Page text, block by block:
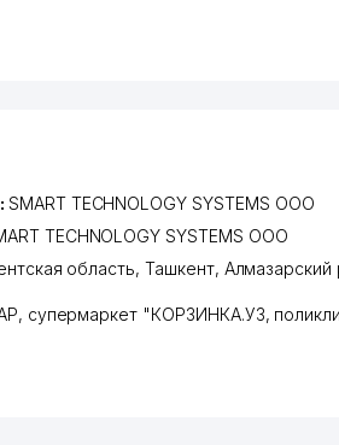
SMART TECHNOLOGY SYSTEMS ООО
TECHNOLOGY SYSTEMS ООО
область,Ташкент, Алмазарский
супермаркет "КОРЗИНКА.УЗ,